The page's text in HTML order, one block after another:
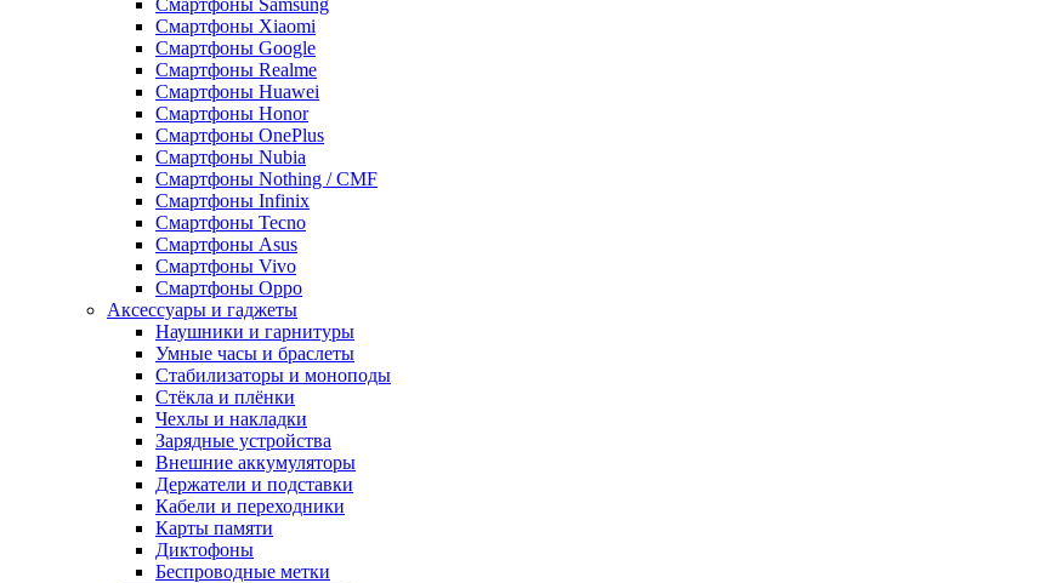
Смартфоны Samsung
Смартфоны Xiaomi
Смартфоны Google
Смартфоны Realme
Смартфоны Huawei
Смартфоны Honor
Смартфоны OnePlus
Смартфоны Nubia
Смартфоны Nothing / CMF
Смартфоны Infinix
Смартфоны Tecno
Смартфоны Asus
Смартфоны Vivo
Смартфоны Oppo
Аксессуары и гаджеты
Наушники и гарнитуры
Умные часы и браслеты
Стабилизаторы и моноподы
Стёкла и плёнки
Чехлы и накладки
Зарядные устройства
Внешние аккумуляторы
Держатели и подставки
Кабели и переходники
Карты памяти
Диктофоны
Беспроводные метки